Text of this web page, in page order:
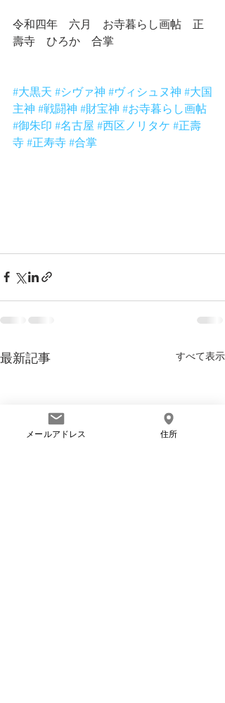
令和四年　六月　お寺暮らし画帖　正
壽寺　ひろか　合掌
#大黒天 #シヴァ神 #ヴィシュヌ神 #大国
主神 #戦闘神 #財宝神 #お寺暮らし画帖
#御朱印 #名古屋 #西区ノリタケ #正壽
寺 #正寿寺 #合掌
最新記事 すべて表示
メールアドレス 住所